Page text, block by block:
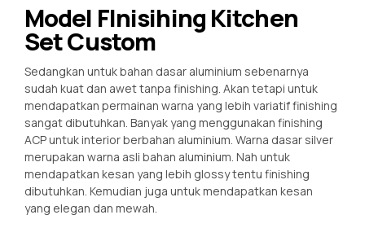
Model FInisihing Kitchen
Set Custom
Sedangkan untuk bahan dasar aluminium sebenarnya
sudah kuat dan awet tanpa finishing. Akan tetapi untuk
mendapatkan permainan warna yang lebih variatif finishing
sangat dibutuhkan. Banyak yang menggunakan finishing
ACP untuk interior berbahan aluminium. Warna dasar silver
merupakan warna asli bahan aluminium. Nah untuk
mendapatkan kesan yang lebih glossy tentu finishing
dibutuhkan. Kemudian juga untuk mendapatkan kesan
yang elegan dan mewah.